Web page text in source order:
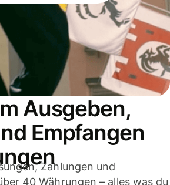
Ausgeben,
Empfangen
Zahlungen und
40 Währungen – alles was du